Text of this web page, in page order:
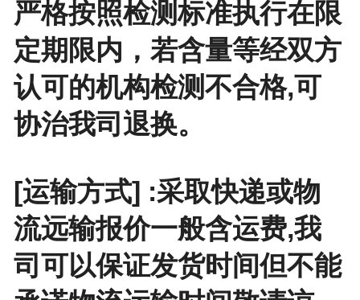
严格按照检测标准执行在限
定期限内，若含量等经双方
认可的机构检测不合格,可
协治我司退换。
[运输方式] :采取快递或物
流远输报价一般含运费,我
司可以保证发货时间但不能